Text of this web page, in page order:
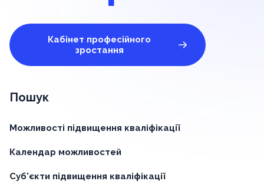
Кабінет професійного
зростання
Пошук
Можливості підвищення кваліфікації
Календар можливостей
Суб'єкти підвищення кваліфікації